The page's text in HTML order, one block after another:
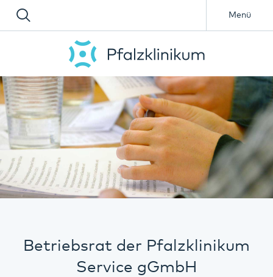
Menü
Betriebsrat der Pfalzklinikum
Service gGmbH